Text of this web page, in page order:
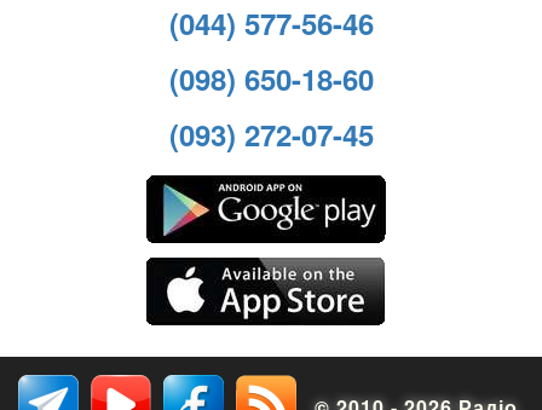
(044) 577-56-46
(098) 650-18-60
(093) 272-07-45